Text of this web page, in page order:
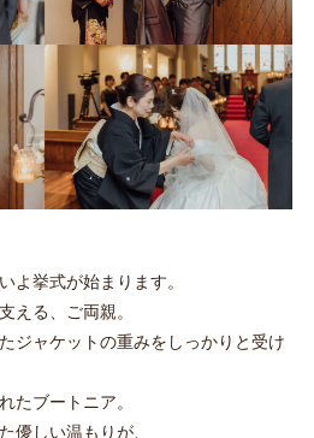
よ挙式が始まります。
える、ご両親。
ジャケットの重みをしっかりと受け
たブートニア。
優しい温もりが、